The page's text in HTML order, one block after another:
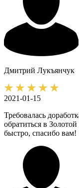
Дмитрий Лукъянчук
2021-01-15
Требовалась
обратиться в
быстро, спасибо вам!